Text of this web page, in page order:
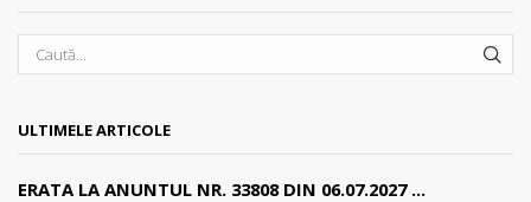
ULTIMELE ARTICOLE
ERATA LA ANUNTUL NR. 33808 DIN 06.07.2027 ...